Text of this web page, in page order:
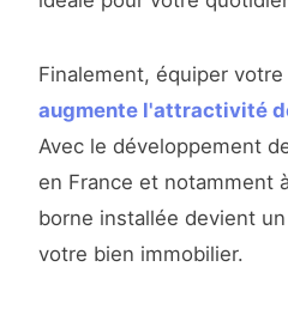
Finalement, équiper
augmente l'attractivité
Avec le développement
en France et notamment
borne installée devient
votre bien immobilier.